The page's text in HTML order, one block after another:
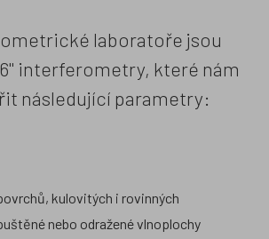
laboratoře jsou
6" interferometry, které nám
následující parametry:
kulovitých i rovinných
nebo odražené vlnoplochy